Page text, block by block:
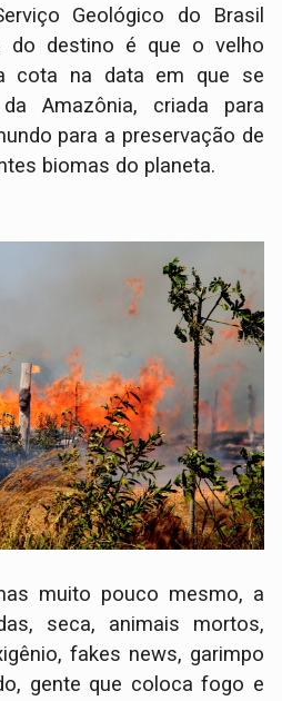
Geológico do Brasil
do destino é que o velho
cota na data em que se
Amazônia, criada para
para a preservação de
biomas do planeta.
muito pouco mesmo, a
seca, animais mortos,
fakes news, garimpo
gente que coloca fogo e